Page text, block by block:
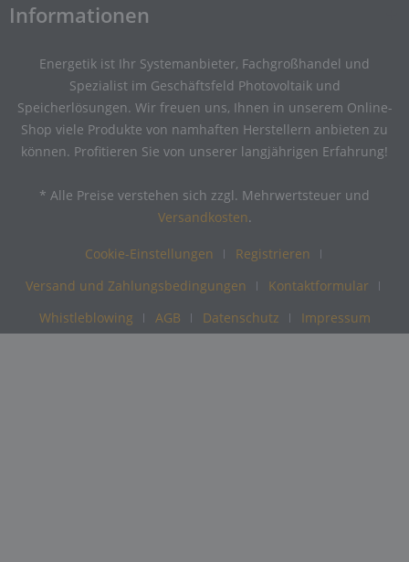
Informationen
Energetik ist Ihr Systemanbieter, Fachgroßhandel und
Spezialist im Geschäftsfeld Photovoltaik und
Speicherlösungen. Wir freuen uns, Ihnen in unserem Online-
Shop viele Produkte von namhaften Herstellern anbieten zu
können. Profitieren Sie von unserer langjährigen Erfahrung!
* Alle Preise verstehen sich zzgl. Mehrwertsteuer und
Versandkosten.
Cookie-Einstellungen
Registrieren
Versand und Zahlungsbedingungen
Kontaktformular
Whistleblowing
AGB Datenschutz Impressum